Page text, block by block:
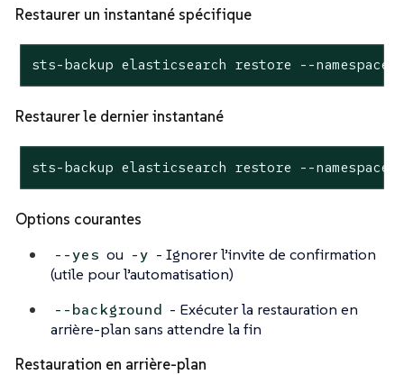
Restaurer un instantané spécifique
sts-backup elasticsearch restore --namespace
Restaurer le dernier instantané
sts-backup elasticsearch restore --namespace
Options courantes
--yes ou -y - Ignorer l’invite de confirmation
(utile pour l’automatisation)
--background - Exécuter la restauration en
arrière-plan sans attendre la fin
Restauration en arrière-plan